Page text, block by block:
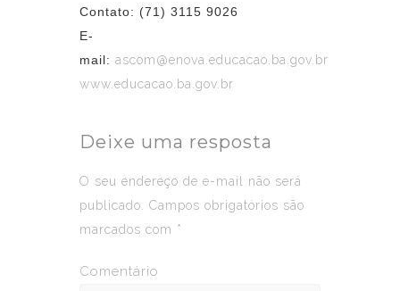
Contato: (71) 3115 9026
E-
mail: ascom@enova.educacao.ba.gov.br
www.educacao.ba.gov.br
Deixe uma resposta
O seu endereço de e-mail não será
publicado.
Campos obrigatórios são
marcados com *
Comentário